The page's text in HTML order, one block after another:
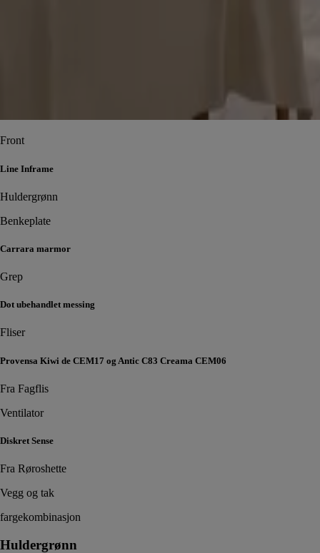
Front
Line Inframe
Huldergrønn
Benkeplate
Carrara marmor
Grep
Dot ubehandlet messing
Fliser
Provensa Kiwi de CEM17 og Antic C83 Creama CEM06
Fra Fagflis
Ventilator
Diskret Sense
Fra Røroshette
Vegg og tak
fargekombinasjon
Huldergrønn